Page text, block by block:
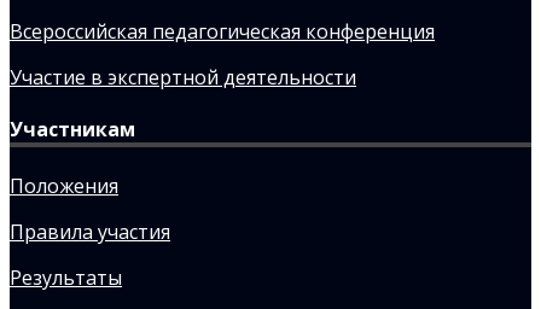
Всероссийская педагогическая конференция
Участие в экспертной деятельности
Участникам
Положения
Правила участия
Результаты